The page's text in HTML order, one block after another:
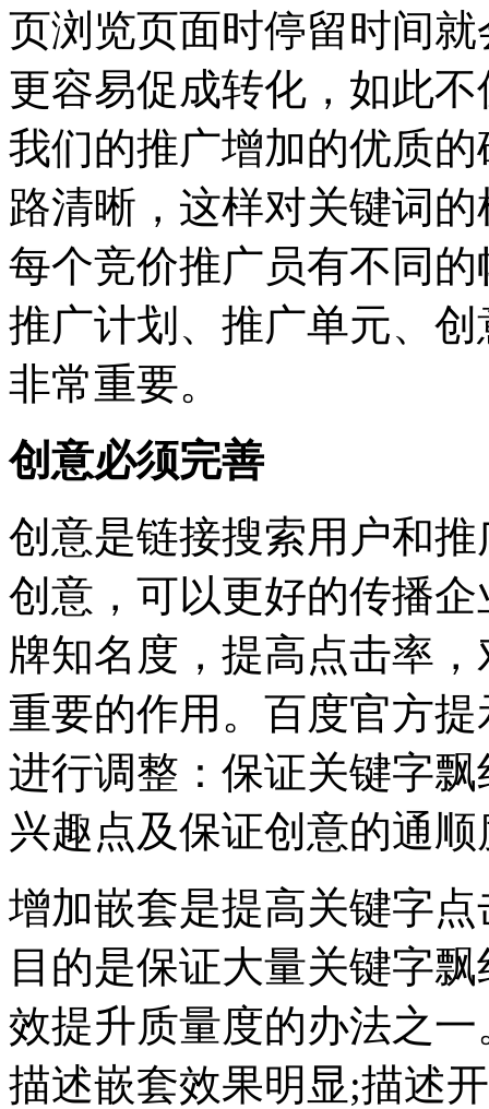
页浏览页面时停留时间
更容易促成转化，如此
我们的推广增加的优质
路清晰，这样对关键词
每个竞价推广员有不同
推广计划、推广单元、
非常重要。
创意必须完善
创意是链接搜索用户和
创意，可以更好的传播
牌知名度，提高点击率
重要的作用。百度官方
进行调整：保证关键字
兴趣点及保证创意的通顺
增加嵌套是提高关键字
目的是保证大量关键字
效提升质量度的办法之
描述嵌套效果明显;描述